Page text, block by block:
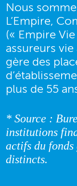
Nous
L’Empire,
(« Empire
assureurs vie
gère des
plus de 55
* Source :
institutions
actifs du fonds
distincts.